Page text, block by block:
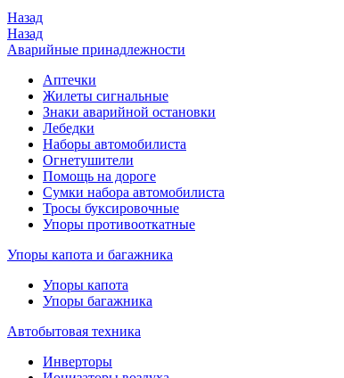
Назад
Назад
Аварийные принадлежности
Аптечки
Жилеты сигнальные
Знаки аварийной остановки
Лебедки
Наборы автомобилиста
Огнетушители
Помощь на дороге
Сумки набора автомобилиста
Тросы буксировочные
Упоры противооткатные
Упоры капота и багажника
Упоры капота
Упоры багажника
Автобытовая техника
Инверторы